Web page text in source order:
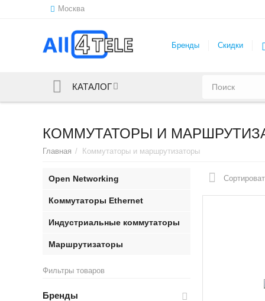
Москва
Бренды Скидки
КАТАЛОГ
КОММУТАТОРЫ И
Главная / Коммутаторы и маршрутизаторы
Open Networking
Коммутаторы Ethernet
Индустриальные коммутаторы
Маршрутизаторы
Фильтры товаров
Бренды